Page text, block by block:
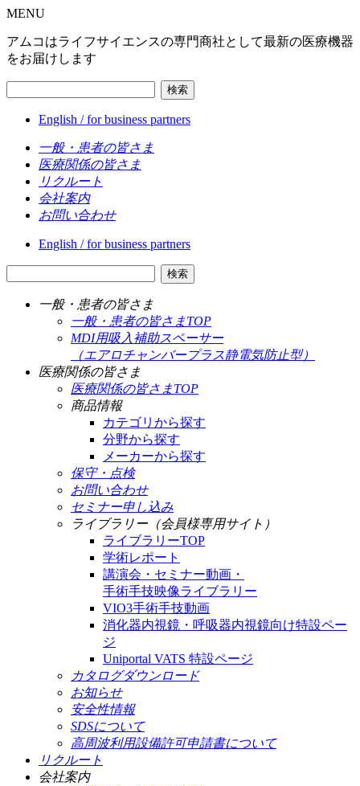
MENU
アムコはライフサイエンスの専門商社として最新の医療機器
をお届けします
検索
English / for business partners
一般・患者の皆さま
医療関係の皆さま
リクルート
会社案内
お問い合わせ
English / for business partners
検索
一般・患者の皆さま
一般・患者の皆さまTOP
MDI用吸入補助スペーサー
（エアロチャンバープラス静電気防止型）
医療関係の皆さま
医療関係の皆さまTOP
商品情報
カテゴリから探す
分野から探す
メーカーから探す
保守・点検
お問い合わせ
セミナー申し込み
ライブラリー（会員様専用サイト）
ライブラリーTOP
学術レポート
講演会・セミナー動画・
手術手技映像ライブラリー
VIO3手術手技動画
消化器内視鏡・呼吸器内視鏡向け特設ペー
ジ
Uniportal VATS 特設ページ
カタログダウンロード
お知らせ
安全性情報
SDSについて
高周波利用設備許可申請書について
リクルート
会社案内